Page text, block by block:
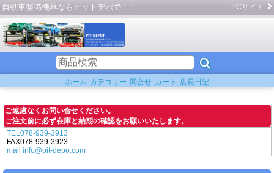
自動車整備機器ならピットデポで！！ PCサイト
ホーム カテゴリー 問合せ カート 店長日記
ご遠慮なくお問い合せください。
ご注文前に必ず在庫と納期の確認をお願いいたします。
TEL078-939-3913
FAX078-939-3923
mail info@pit-depo.com